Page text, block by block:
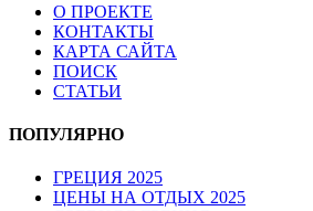
О ПРОЕКТЕ
КОНТАКТЫ
КАРТА САЙТА
ПОИСК
СТАТЬИ
ПОПУЛЯРНО
ГРЕЦИЯ 2025
ЦЕНЫ НА ОТДЫХ 2025